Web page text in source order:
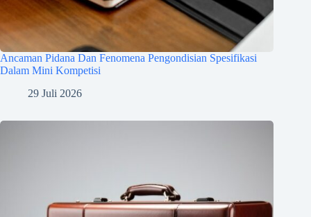
Ancaman Pidana Dan Fenomena Pengondisian Spesifikasi
Dalam Mini Kompetisi
29 Juli 2026